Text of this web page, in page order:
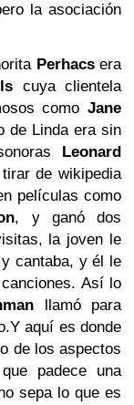
la asociación
Perhacs era
cuya clientela
como Jane
de Linda era sin
Leonard
de wikipedia
películas como
, y ganó dos
la joven le
cantaba, y él le
Así lo
llamó para
Y aquí es donde
de los aspectos
padece una
sepa lo que es